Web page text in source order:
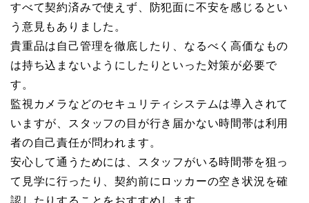
すべて契約済みで使えず、防犯面に不安を感じるとい
う意見もありました。
貴重品は自己管理を徹底したり、なるべく高価なもの
は持ち込まないようにしたりといった対策が必要で
す。
監視カメラなどのセキュリティシステムは導入されて
いますが、スタッフの目が行き届かない時間帯は利用
者の自己責任が問われます。
安心して通うためには、スタッフがいる時間帯を狙っ
て見学に行ったり、契約前にロッカーの空き状況を確
認したりすることをおすすめします。